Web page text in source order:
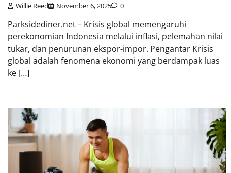
Willie Reed November 6, 2025 0
Parksidediner.net – Krisis global memengaruhi
perekonomian Indonesia melalui inflasi, pelemahan nilai
tukar, dan penurunan ekspor-impor. Pengantar Krisis
global adalah fenomena ekonomi yang berdampak luas
ke […]